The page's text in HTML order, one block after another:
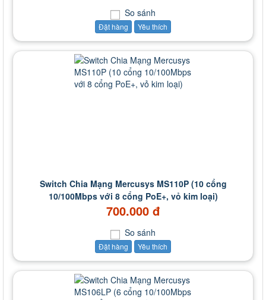
So sánh
Đặt hàng Yêu thích
Switch Chia Mạng Mercusys MS110P (10 cổng
10/100Mbps với 8 cổng PoE+, vỏ kim loại)
700.000 đ
So sánh
Đặt hàng Yêu thích